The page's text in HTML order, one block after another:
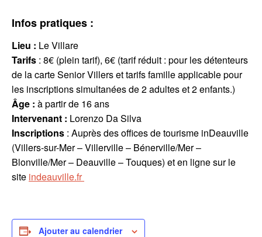
Infos pratiques :
Lieu : Le Villare
Tarifs : 8€ (plein tarif), 6€ (tarif réduit : pour les détenteurs
de la carte Senior Villers et tarifs famille applicable pour
les inscriptions simultanées de 2 adultes et 2 enfants.)
Âge : à partir de 16 ans
Intervenant : Lorenzo Da Silva
Inscriptions : Auprès des offices de tourisme inDeauville
(Villers-sur-Mer – Villerville – Bénerville/Mer –
Blonville/Mer – Deauville – Touques) et en ligne sur le
site indeauville.fr
Ajouter au calendrier